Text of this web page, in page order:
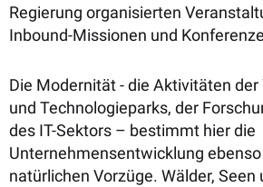
Regierung organisierten
Inbound-Missionen und
Die Modernität - die Aktivitäten
und Technologieparks, der
des IT-Sektors – bestimmt hier die
Unternehmensentwicklung
natürlichen Vorzüge. Wälder,